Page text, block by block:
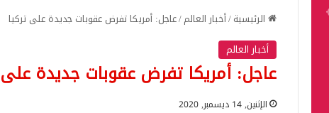
الرئيسية/أخبار العالم/عاجل: أمريكا تفرض عقوبات جديدة على تركيا
أخبار العالم
عاجل: أمريكا تفرض عقوبات جديدة على
الإثنين, 14 ديسمبر, 2020